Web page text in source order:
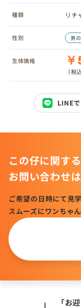
種類 リチ
性別 男
生体価格
（税
LINE
この仔に関す
お問い合わせ
ご希望の日時にて見
スムーズにワンちゃ
「お